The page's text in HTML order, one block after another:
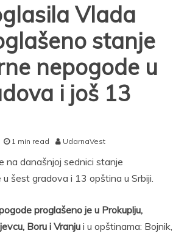
Vlada
stanje
nepogode u
i još 13
1 min read UdarnaVest
na današnjoj sednici stanje
šest gradova i 13 opština u Srbiji.
proglašeno je u Prokuplju,
Boru i Vranju i u opštinama: Bojnik,